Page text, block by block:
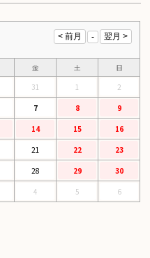
金 土
日
31 1
2
7 8
9
14 15
16
21 22
23
28 29
30
4 5 6